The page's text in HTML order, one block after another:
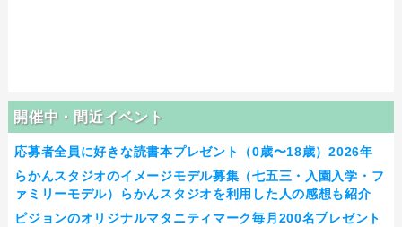
開催中・間近イベント
応募者全員に好きな読書本プレゼント（0歳〜18歳）2026年
らかんスタジオのイメージモデル募集（七五三・入園入学・フ
ァミリーモデル）らかんスタジオを利用した人の感想も紹介
ピジョンのオリジナルマタニティマーク毎月200名プレゼント